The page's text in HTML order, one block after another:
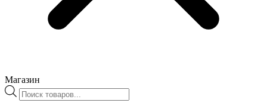
Магазин
Поиск
товаров